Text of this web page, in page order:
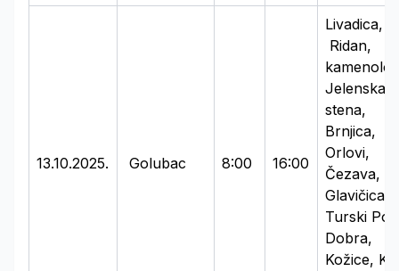
13.10.2025. Golubac 8:00 16:00
Livadica,
Ridan,
Jelenska
stena,
Brnjica,
Orlovi,
Čezava,
Glavičica,
Turski
Dobra,
Kožice,